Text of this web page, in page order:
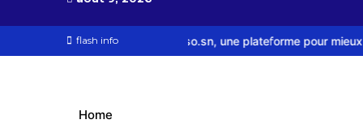
flash info
de Mousso.sn, une plateforme pour mieux visibiliser les
Home